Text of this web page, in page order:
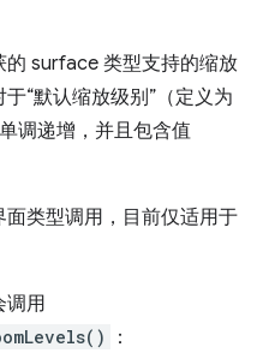
surface 类型支持的缩放
“默认缩放级别”（定义为
调递增，并且包含值
类型调用，目前仅适用于
调用
：